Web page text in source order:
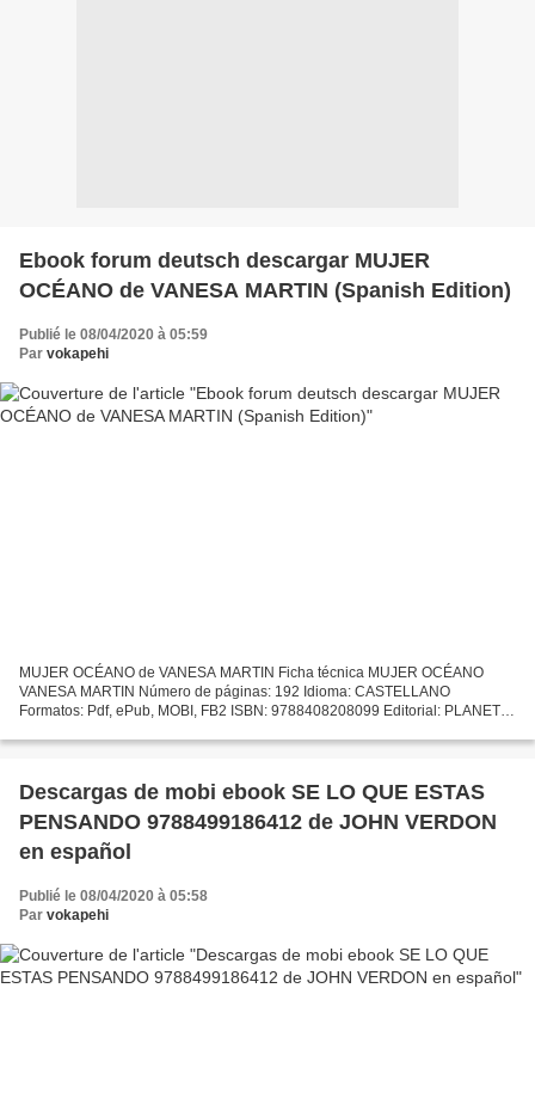
Ebook forum deutsch descargar MUJER
OCÉANO de VANESA MARTIN (Spanish Edition)
Publié le 08/04/2020 à 05:59
Par vokapehi
MUJER OCÉANO de VANESA MARTIN Ficha técnica MUJER OCÉANO
VANESA MARTIN Número de páginas: 192 Idioma: CASTELLANO
Formatos: Pdf, ePub, MOBI, FB2 ISBN: 9788408208099 Editorial: PLANETA
descargar...
Descargas de mobi ebook SE LO QUE ESTAS
PENSANDO 9788499186412 de JOHN VERDON
en español
Publié le 08/04/2020 à 05:58
Par vokapehi